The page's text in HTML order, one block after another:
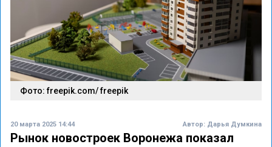
Фото: freepik.com/ freepik
20 марта 2025 14:44 Автор: Дарья Думкина
Рынок новостроек Воронежа показал